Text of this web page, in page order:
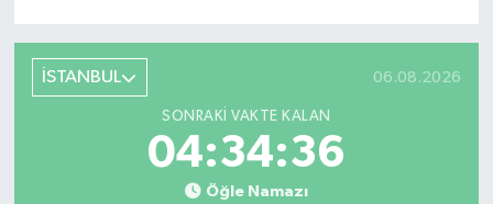
İSTANBUL 06.08.2026
SONRAKI VAKTE KALAN
04:34:35
Öğle Namazı